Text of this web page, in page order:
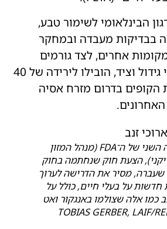
הבינלאומי לשימור טבע,
בבדיקות מעבדה ובמחקר
אחרים, לצד גורמים
הכוללים אובדן בתי גידול וציד, הובילו לירידה של 40
הקופים בדרום מזרח אסיה
חוק המודרניזציה השני של ה־FDA (מנהל המזון
הצעת חוק שנחתמה בחוק
שעברה, מסיר את הדרישה לערוך
חדשות על בעלי חיים, כולל על
כמו אלה שצולמו באנגקור ואט